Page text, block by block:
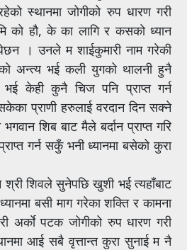
स्थानमा जोगीको रुप धारण गरी
को हौ, के का लागि र कसको ध्यान
। उनले म शाईकुमारी नाम गरेकी
अन्त्य भई कली युगको थालनी हुनै
भई केही कुनै चिज पनि प्राप्त गर्न
प्राणी हरुलाई वरदान दिन सक्ने
शिब बाट मैले बर्दान प्राप्त गरि
गर्न सकुँ भनी ध्यानमा बसेको कुरा
श्री शिवले सुनेपछि खुशी भई त्यहाँबाट
बसी माग गरेका शक्ति र कामना
अर्काे पटक जोगीको रुप धारण गरी
आई सबै वृत्तान्त कुरा सुनाई म नै